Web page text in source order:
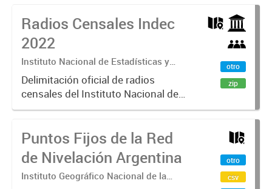
basada en información del Instituto
Geográfico Nacional (IGN)...
Radios Censales Indec
2022
Instituto Nacional de Estadísticas y
Censos de la República Argentina
Delimitación oficial de radios
censales del Instituto Nacional de
Estadística y Censos (INDEC)
2022 en Comodoro Rivadavia.
Unidades operativas que
subdividen...
otro
zip
Puntos Fijos de la Red
de Nivelación Argentina
Instituto Geográfico Nacional de la
otro
csv